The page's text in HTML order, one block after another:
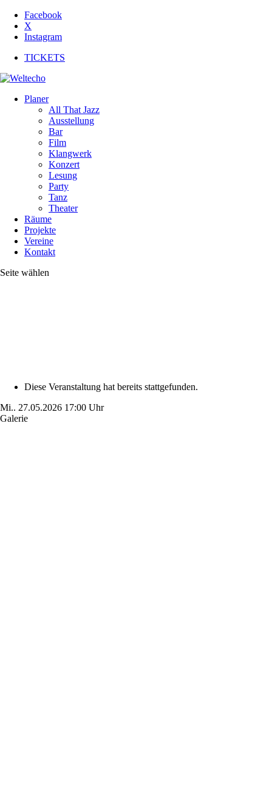
Facebook
X
Instagram
TICKETS
Planer
All That Jazz
Ausstellung
Bar
Film
Klangwerk
Konzert
Lesung
Party
Tanz
Theater
Räume
Projekte
Vereine
Kontakt
Seite wählen
Diese Veranstaltung hat bereits stattgefunden.
Mi.. 27.05.2026 17:00 Uhr
Galerie